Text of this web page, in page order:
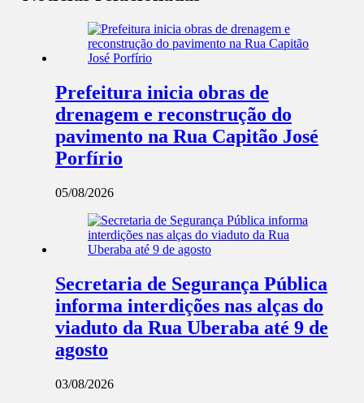
Prefeitura inicia obras de
drenagem e reconstrução do
pavimento na Rua Capitão José
Porfírio
05/08/2026
Secretaria de Segurança Pública
informa interdições nas alças do
viaduto da Rua Uberaba até 9 de
agosto
03/08/2026